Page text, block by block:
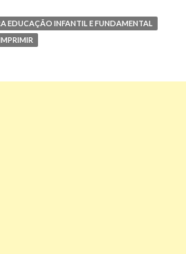
EDUCAÇÃO INFANTIL E FUNDAMENTAL